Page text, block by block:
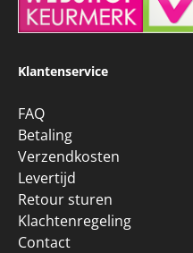
Klantenservice
FAQ
Betaling
Verzendkosten
Levertijd
Retour sturen
Klachtenregeling
Contact